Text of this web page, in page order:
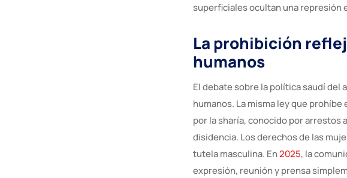
superficiales ocultan una represión
La prohibición
humanos
El debate sobre la política saudí del
humanos. La misma ley que
por la sharía, conocido por arrestos
disidencia. Los derechos de las
tutela masculina. En2025, la
expresión, reunión y prensa